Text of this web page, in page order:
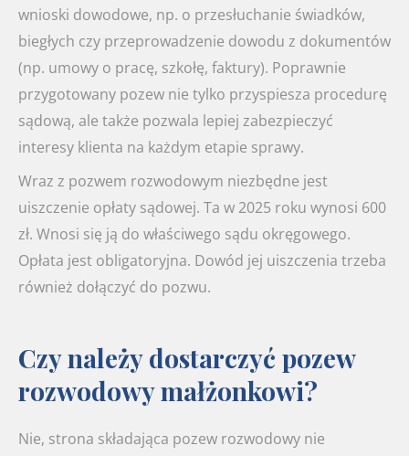
wnioski dowodowe, np. o przesłuchanie świadków,
biegłych czy przeprowadzenie dowodu z dokumentów
(np. umowy o pracę, szkołę, faktury). Poprawnie
przygotowany pozew nie tylko przyspiesza procedurę
sądową, ale także pozwala lepiej zabezpieczyć
interesy klienta na każdym etapie sprawy.
Wraz z pozwem rozwodowym niezbędne jest
uiszczenie opłaty sądowej. Ta w 2025 roku wynosi 600
zł. Wnosi się ją do właściwego sądu okręgowego.
Opłata jest obligatoryjna. Dowód jej uiszczenia trzeba
również dołączyć do pozwu.
Czy należy dostarczyć pozew
rozwodowy małżonkowi?
Nie, strona składająca pozew rozwodowy nie